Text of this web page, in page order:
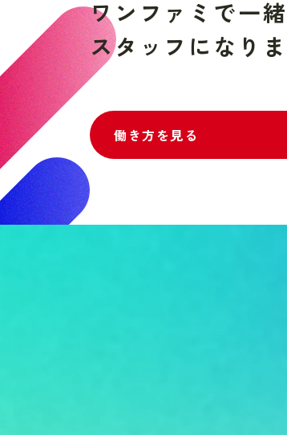
ワ ン フ ァ ミ で一緒
スタ ッ フ に な り ま
働き方を見る